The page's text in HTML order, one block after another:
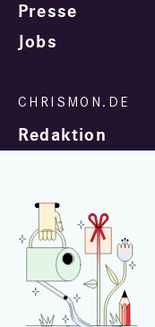
Presse
Jobs
Redaktion
In Zusammenarbeit mit